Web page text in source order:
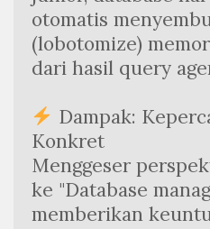
otomatis
(lobotomize)
dari hasil query
Dampak:
Konkret
Menggeser
ke "Database
memberikan